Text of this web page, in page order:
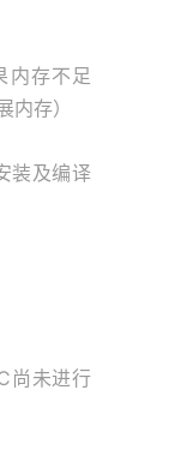
内存不足
存）
装及编译
尚未进行